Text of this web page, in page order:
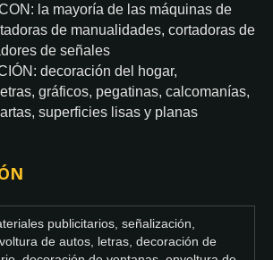
la mayoría de las máquinas de
de manualidades, cortadoras de
de señales
decoración del hogar,
gráficos, pegatinas, calcomanías,
superficies lisas y planas
publicitarios, señalización,
de autos, letras, decoración de